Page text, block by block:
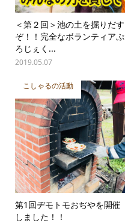
＜第２回＞池の土を掘りだす
ぞ！！完全なボランティアぷ
ろじぇく...
2019.05.07
こしゃるの活動
第1回ヂモトモおぢやを開催
しました！！